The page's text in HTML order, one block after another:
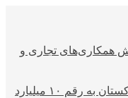
همکاری‌های تجاری و
افزایش حجم تجارت بین ایران و پاکستان به رقم ۱۰ میلیارد